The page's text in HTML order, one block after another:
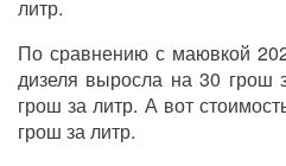
литр.
По сравнению с маювкой
дизеля выросла на 30 грош
грош за литр. А вот
грош за литр.